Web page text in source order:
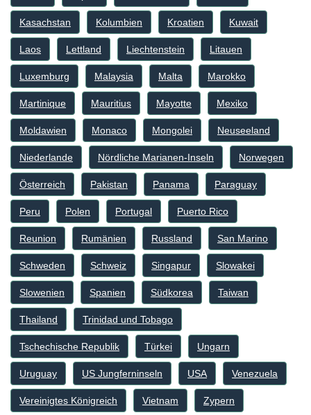
Kasachstan Kolumbien Kroatien Kuwait
Laos Lettland Liechtenstein Litauen
Luxemburg Malaysia Malta Marokko
Martinique Mauritius Mayotte Mexiko
Moldawien Monaco Mongolei Neuseeland
Niederlande Nördliche Marianen-Inseln Norwegen
Österreich Pakistan Panama Paraguay
Peru Polen Portugal Puerto Rico
Reunion Rumänien Russland San Marino
Schweden Schweiz Singapur Slowakei
Slowenien Spanien Südkorea Taiwan
Thailand Trinidad und Tobago
Tschechische Republik Türkei Ungarn
Uruguay US Jungferninseln USA Venezuela
Vereinigtes Königreich Vietnam Zypern